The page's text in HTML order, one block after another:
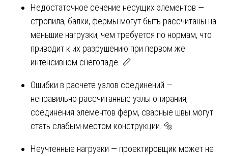
Недостаточное сечение несущих элементов —
стропила, балки, фермы могут быть рассчитаны на
меньшие нагрузки, чем требуется по нормам, что
приводит к их разрушению при первом же
интенсивном снегопаде. 📏
Ошибки в расчете узлов соединений —
неправильно рассчитанные узлы опирания,
соединения элементов ферм, сварные швы могут
стать слабым местом конструкции. 🔩
Неучтенные нагрузки — проектировщик может не